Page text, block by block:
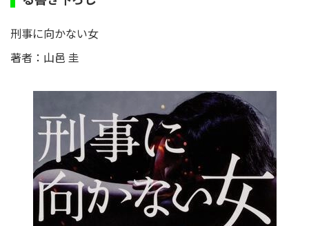
刑事に向かない女
著者：山邑 圭